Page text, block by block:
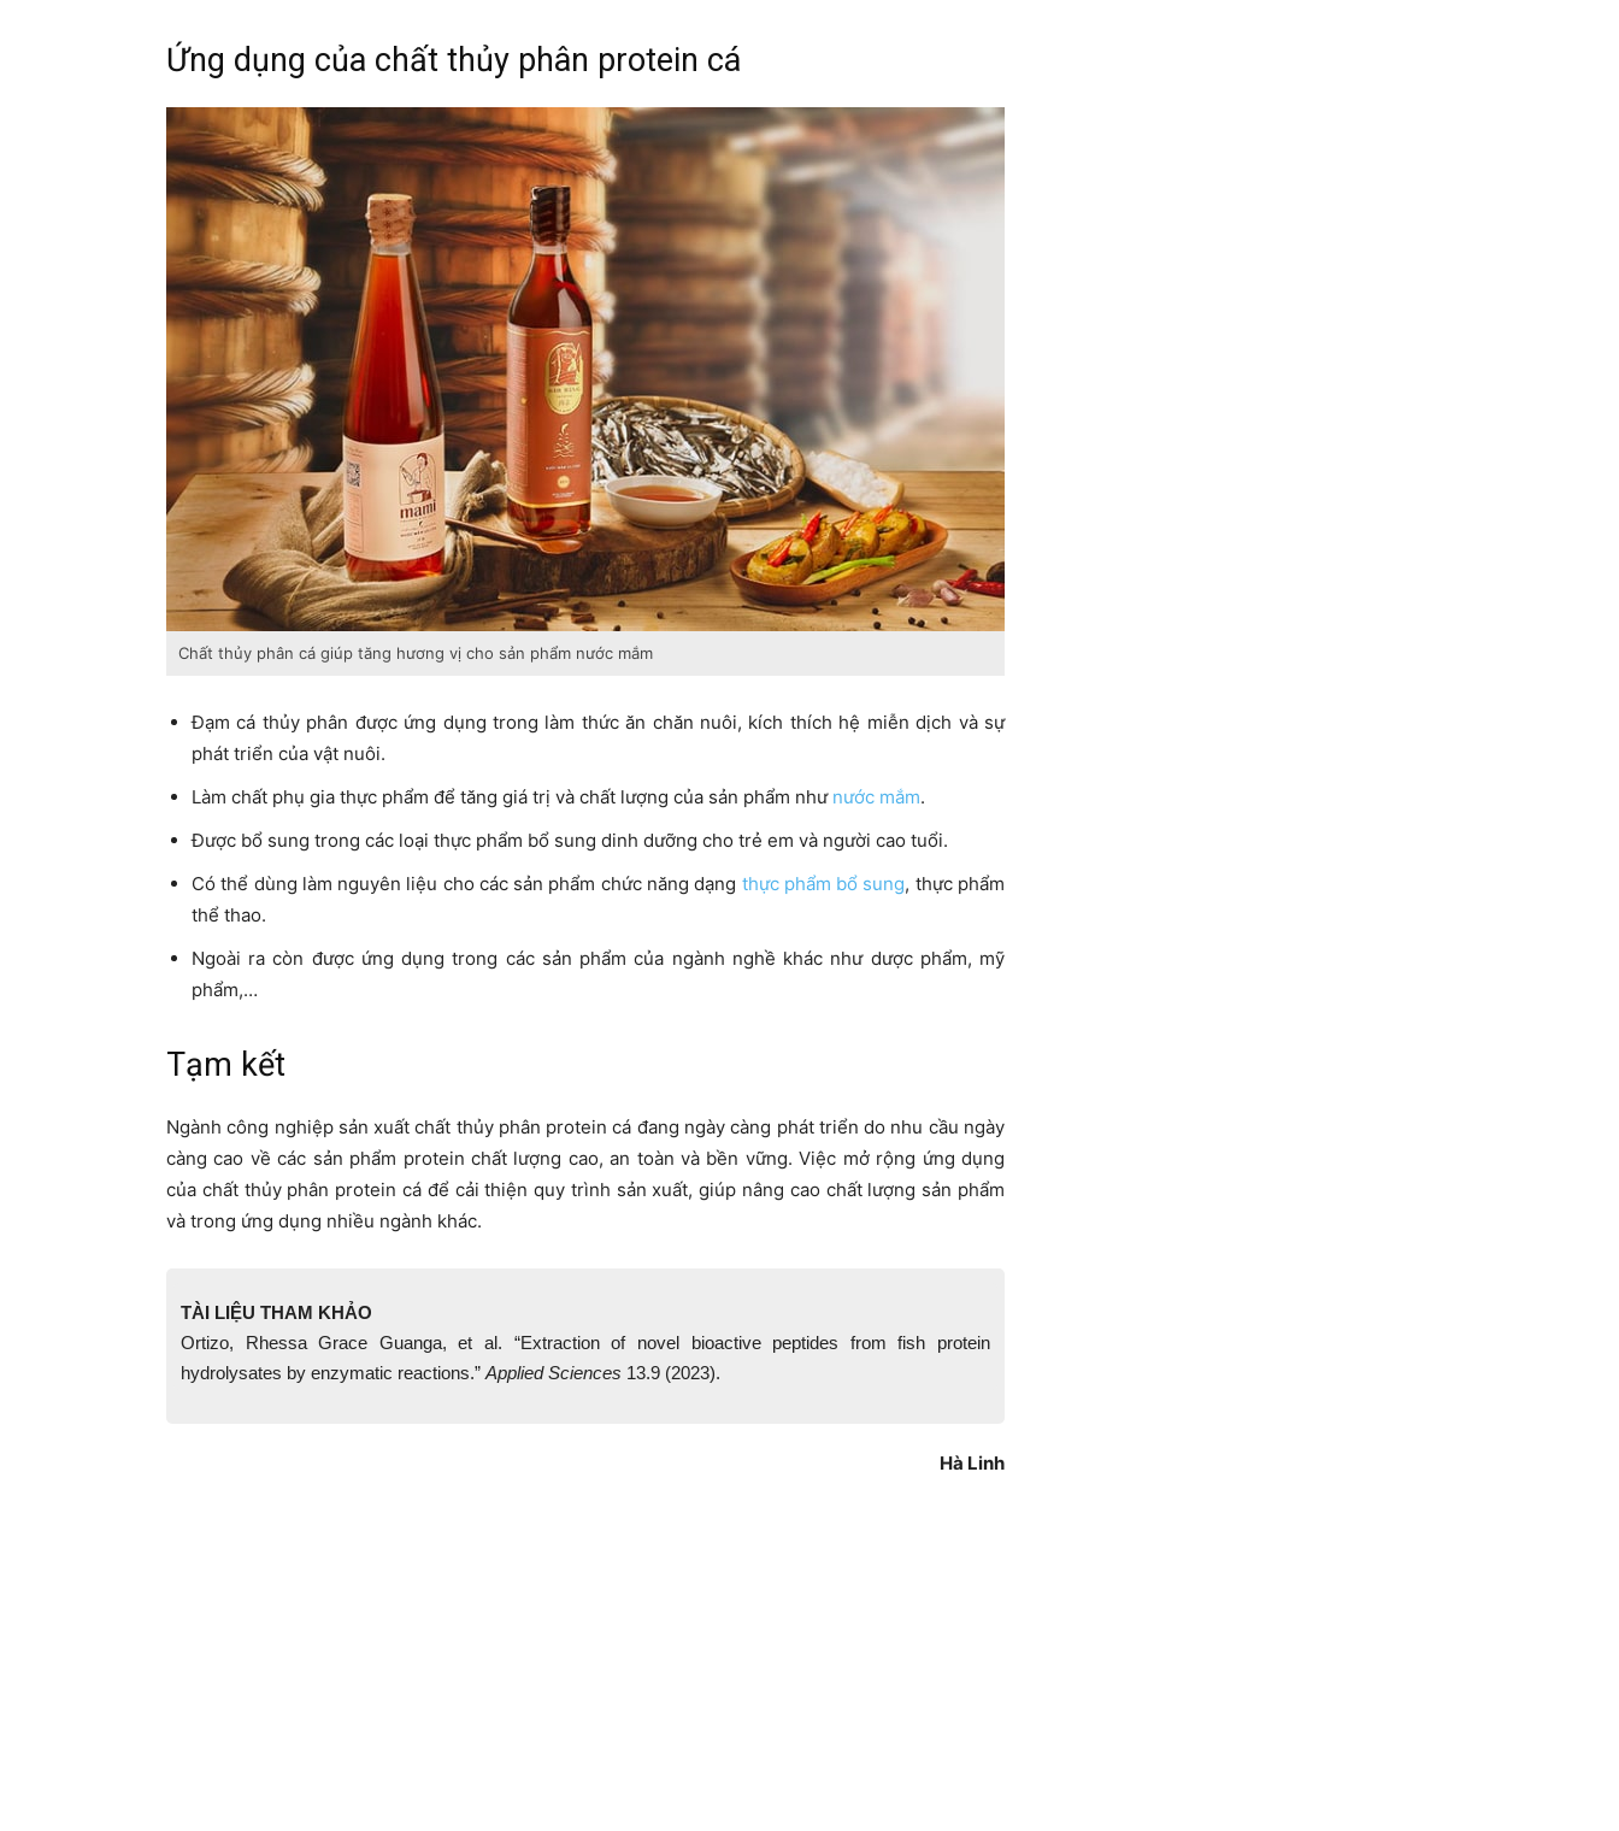
Ứng dụng của chất thủy phân protein cá
Chất thủy phân cá giúp tăng hương vị cho sản phẩm nước mắm
Đạm cá thủy phân được ứng dụng trong làm thức ăn chăn nuôi, kích thích hệ miễn dịch và sự
phát triển của vật nuôi.
Làm chất phụ gia thực phẩm để tăng giá trị và chất lượng của sản phẩm như nước mắm.
Được bổ sung trong các loại thực phẩm bổ sung dinh dưỡng cho trẻ em và người cao tuổi.
Có thể dùng làm nguyên liệu cho các sản phẩm chức năng dạng thực phẩm bổ sung, thực phẩm
thể thao.
Ngoài ra còn được ứng dụng trong các sản phẩm của ngành nghề khác như dược phẩm, mỹ
phẩm,…
Tạm kết
Ngành công nghiệp sản xuất chất thủy phân protein cá đang ngày càng phát triển do nhu cầu ngày
càng cao về các sản phẩm protein chất lượng cao, an toàn và bền vững. Việc mở rộng ứng dụng
của chất thủy phân protein cá để cải thiện quy trình sản xuất, giúp nâng cao chất lượng sản phẩm
và trong ứng dụng nhiều ngành khác.
TÀI LIỆU THAM KHẢO
Ortizo, Rhessa Grace Guanga, et al. “Extraction of novel bioactive peptides from fish protein
hydrolysates by enzymatic reactions.” Applied Sciences 13.9 (2023).
Hà Linh